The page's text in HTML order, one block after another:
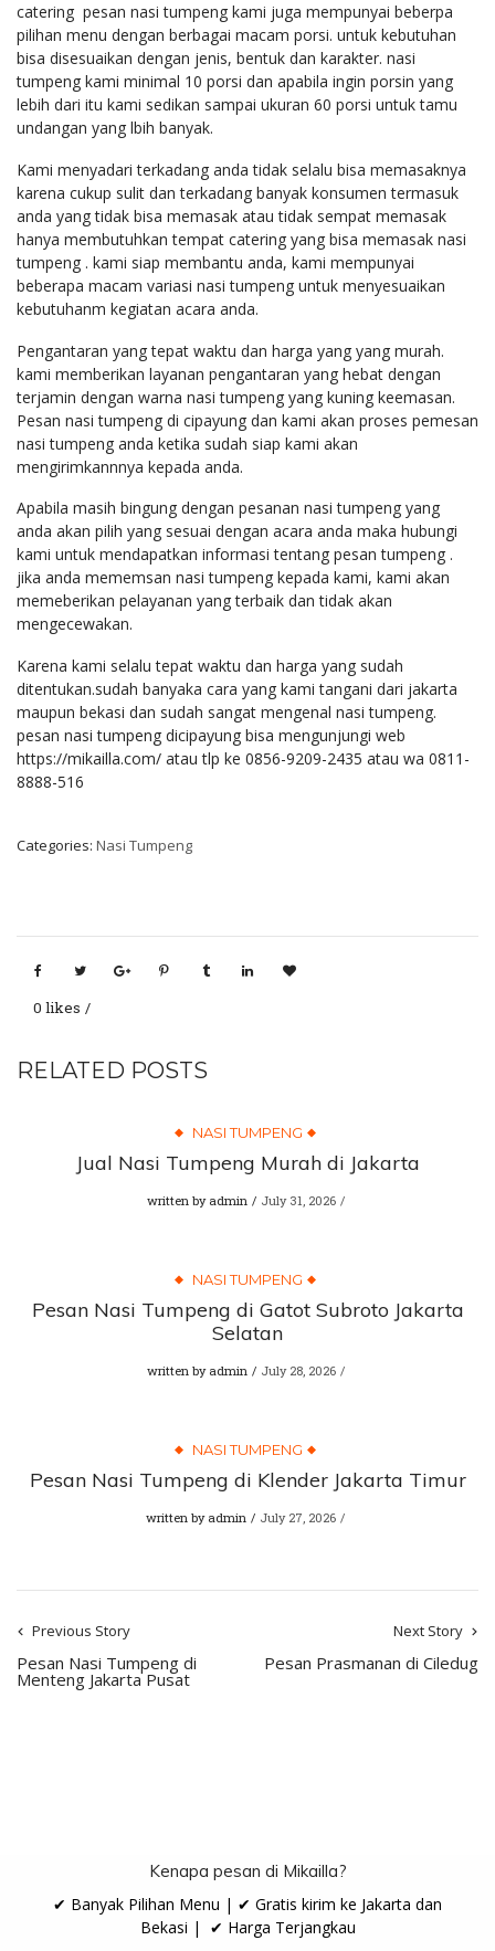
catering pesan nasi tumpeng kami juga mempunyai beberpa
pilihan menu dengan berbagai macam porsi. untuk kebutuhan
bisa disesuaikan dengan jenis, bentuk dan karakter. nasi
tumpeng kami minimal 10 porsi dan apabila ingin porsin yang
lebih dari itu kami sedikan sampai ukuran 60 porsi untuk tamu
undangan yang lbih banyak.
Kami menyadari terkadang anda tidak selalu bisa memasaknya
karena cukup sulit dan terkadang banyak konsumen termasuk
anda yang tidak bisa memasak atau tidak sempat memasak
hanya membutuhkan tempat catering yang bisa memasak nasi
tumpeng . kami siap membantu anda, kami mempunyai
beberapa macam variasi nasi tumpeng untuk menyesuaikan
kebutuhanm kegiatan acara anda.
Pengantaran yang tepat waktu dan harga yang yang murah.
kami memberikan layanan pengantaran yang hebat dengan
terjamin dengan warna nasi tumpeng yang kuning keemasan.
Pesan nasi tumpeng di cipayung dan kami akan proses pemesan
nasi tumpeng anda ketika sudah siap kami akan
mengirimkannnya kepada anda.
Apabila masih bingung dengan pesanan nasi tumpeng yang
anda akan pilih yang sesuai dengan acara anda maka hubungi
kami untuk mendapatkan informasi tentang pesan tumpeng .
jika anda mememsan nasi tumpeng kepada kami, kami akan
memeberikan pelayanan yang terbaik dan tidak akan
mengecewakan.
Karena kami selalu tepat waktu dan harga yang sudah
ditentukan.sudah banyaka cara yang kami tangani dari jakarta
maupun bekasi dan sudah sangat mengenal nasi tumpeng.
pesan nasi tumpeng dicipayung bisa mengunjungi web
https://mikailla.com/ atau tlp ke 0856-9209-2435 atau wa 0811-
8888-516
Categories: Nasi Tumpeng
0 likes
RELATED POSTS
NASI TUMPENG
Jual Nasi Tumpeng Murah di Jakarta
written by admin July 31, 2026
NASI TUMPENG
Pesan Nasi Tumpeng di Gatot Subroto Jakarta
Selatan
written by admin July 28, 2026
NASI TUMPENG
Pesan Nasi Tumpeng di Klender Jakarta Timur
written by admin July 27, 2026
Previous Story
Pesan Nasi Tumpeng di
Menteng Jakarta Pusat
Next Story
Pesan Prasmanan di Ciledug
Kenapa pesan di Mikailla?
✔ Banyak Pilihan Menu | ✔ Gratis kirim ke Jakarta dan
Bekasi | ✔ Harga Terjangkau